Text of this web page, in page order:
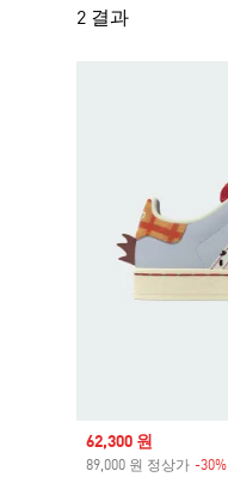
2 결과
Sale price
62,300 원
89,000 원 정상가 -30%